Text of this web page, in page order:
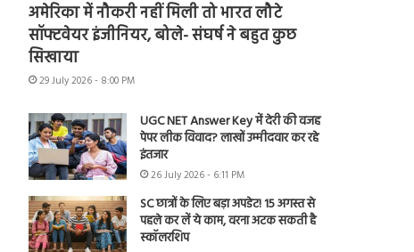
अमेरिका में नौकरी नहीं मिली तो भारत लौटे
सॉफ्टवेयर इंजीनियर, बोले- संघर्ष ने बहुत कुछ
सिखाया
29 July 2026 - 8:00 PM
UGC NET Answer Key में देरी की वजह
पेपर लीक विवाद? लाखों उम्मीदवार कर रहे
इंतजार
26 July 2026 - 6:11 PM
SC छात्रों के लिए बड़ा अपडेट! 15 अगस्त से
पहले कर लें ये काम, वरना अटक सकती है
स्कॉलरशिप